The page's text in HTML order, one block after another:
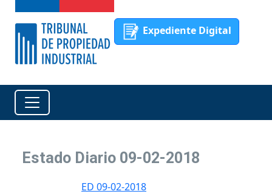
Expediente Digital
Estado Diario 09-02-2018
ED 09-02-2018